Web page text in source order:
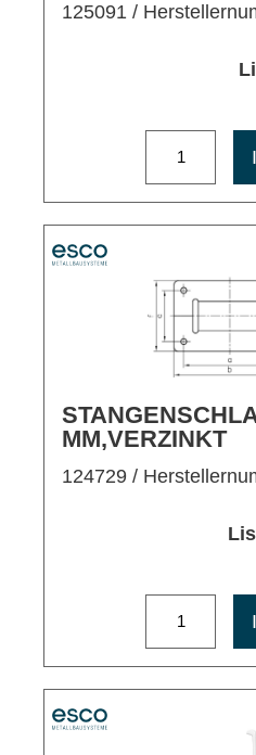
125091 /
MM,VERZINKT
124729 /